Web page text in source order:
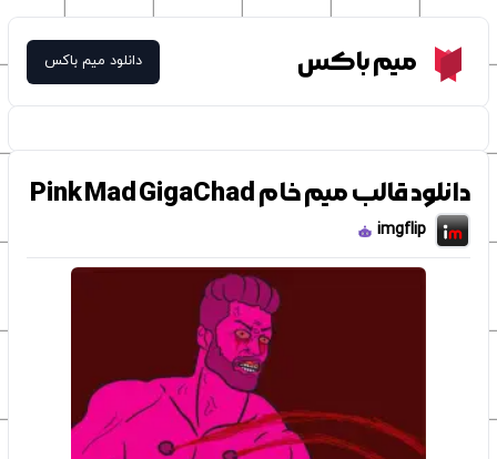
Meme Boxمیم باکس دانلود میم باکس
دانلود قالب میم خام Pink Mad GigaChad
imgflip